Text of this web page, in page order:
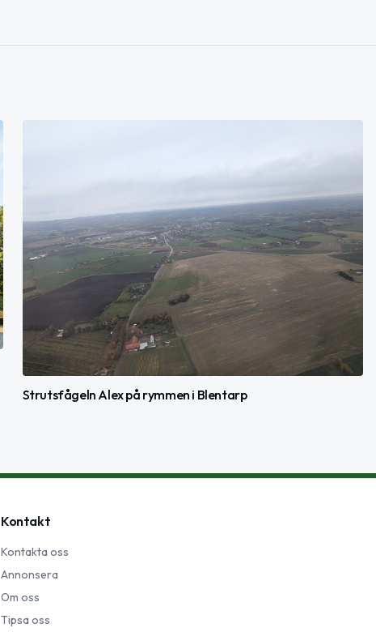
Strutsfågeln Alex på rymmen i Blentarp
Kontakt
Kontakta oss
Annonsera
Om oss
Tipsa oss